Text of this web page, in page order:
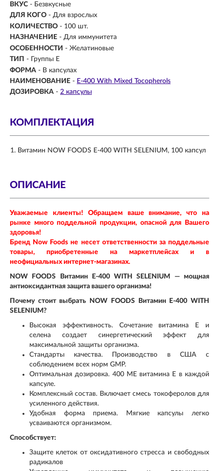
ВКУС - Безвкусные
ДЛЯ КОГО - Для взрослых
КОЛИЧЕСТВО - 100 шт.
НАЗНАЧЕНИЕ - Для иммунитета
ОСОБЕННОСТИ - Желатиновые
ТИП - Группы Е
ФОРМА - В капсулах
НАИМЕНОВАНИЕ - E-400 With Mixed Tocopherols
ДОЗИРОВКА - 2 капсулы
КОМПЛЕКТАЦИЯ
Витамин NOW FOODS Е-400 WITH SELENIUM, 100 капсул
ОПИСАНИЕ
Уважаемые клиенты! Обращаем ваше внимание, что на
рынке много поддельной продукции, опасной для Вашего
здоровья!
Бренд Now Foods не несет ответственности за поддельные
товары, приобретенные на маркетплейсах и в
неофициальных интернет-магазинах.
NOW FOODS Витамин E-400 WITH SELENIUM — мощная
антиоксидантная защита вашего организма!
Почему стоит выбрать NOW FOODS Витамин E-400 WITH
SELENIUM?
Высокая эффективность. Сочетание витамина E и
селена создает синергетический эффект для
максимальной защиты организма.
Стандарты качества. Производство в США с
соблюдением всех норм GMP.
Оптимальная дозировка. 400 МЕ витамина E в каждой
капсуле.
Комплексный состав. Включает смесь токоферолов для
усиленного действия.
Удобная форма приема. Мягкие капсулы легко
усваиваются организмом.
Способствует:
Защите клеток от оксидативного стресса и свободных
радикалов